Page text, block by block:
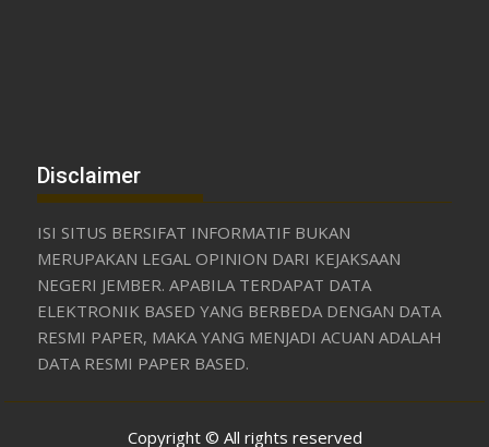
Disclaimer
ISI SITUS BERSIFAT INFORMATIF BUKAN
MERUPAKAN LEGAL OPINION DARI KEJAKSAAN
NEGERI JEMBER. APABILA TERDAPAT DATA
ELEKTRONIK BASED YANG BERBEDA DENGAN DATA
RESMI PAPER, MAKA YANG MENJADI ACUAN ADALAH
DATA RESMI PAPER BASED.
Copyright © All rights reserved